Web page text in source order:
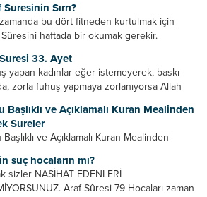
Suresinin Sırrı?
bu dört fitneden kurtulmak için
haftada bir okumak gerekir.
yanlış din öğreten hoca algısını yenmek
doğru...
33. Ayet
yapan kadınlar eğer istemeyerek, baskı
zorla fuhuş yapmaya zorlanıyorsa Allah
dünya hayatının menfaatini elde
için fuhuş yapmaya zorlamayın. Her...
Başlıklı ve Açıklamalı Kuran Mealinden
Sureler
Başlıklı ve Açıklamalı Kuran Mealinden
suç hocaların mı?
sizler NASİHAT EDENLERİ
Araf Sûresi 79 Hocaları zaman